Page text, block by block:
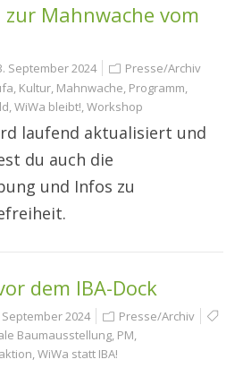
zur Mahnwache vom
September 2024
Presse/Archiv
, Kultur, Mahnwache, Programm,
,WiWa bleibt!,Workshop
laufend aktualisiert und
du auch die
und Infos zu
dem IBA-Dock
September 2024
Presse/Archiv
Baumausstellung, PM,
,WiWa statt IBA!